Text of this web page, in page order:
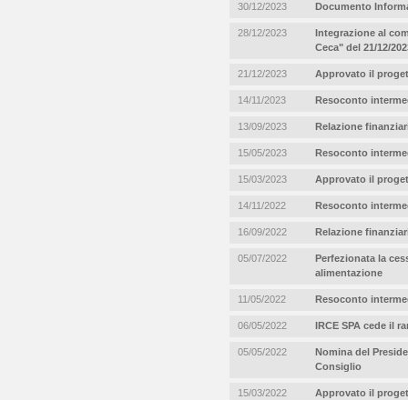
30/12/2023 Documento
28/12/2023
Integrazione al
Ceca" del 21/12/
21/12/2023 Approvato il
14/11/2023 Resoconto
13/09/2023 Relazione
15/05/2023 Resoconto
15/03/2023 Approvato il
14/11/2022 Resoconto
16/09/2022 Relazione
05/07/2022
Perfezionata la
alimentazione
11/05/2022 Resoconto
06/05/2022 IRCE SPA cede il
05/05/2022
Nomina del
Consiglio
15/03/2022 Approvato il